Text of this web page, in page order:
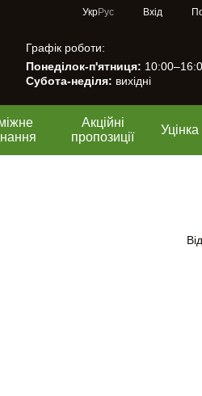
УкрРус Вхід
Графік роботи:
Понеділок-п'ятниця:
Субота-неділя: вихідні
Акційні
пропозиції
Уцінка